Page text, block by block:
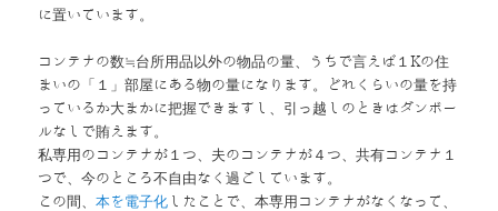
に置いています。
コンテナの数≒台所用品以外の物品の量、うちで言えば１Kの住
まいの「１」部屋にある物の量になります。どれくらいの量を持
っているか大まかに把握できますし、引っ越しのときはダンボー
ルなしで賄えます。
私専用のコンテナが１つ、夫のコンテナが４つ、共有コンテナ１
つで、今のところ不自由なく過ごしています。
この間、本を電子化 したことで、本専用コンテナがなくなって、